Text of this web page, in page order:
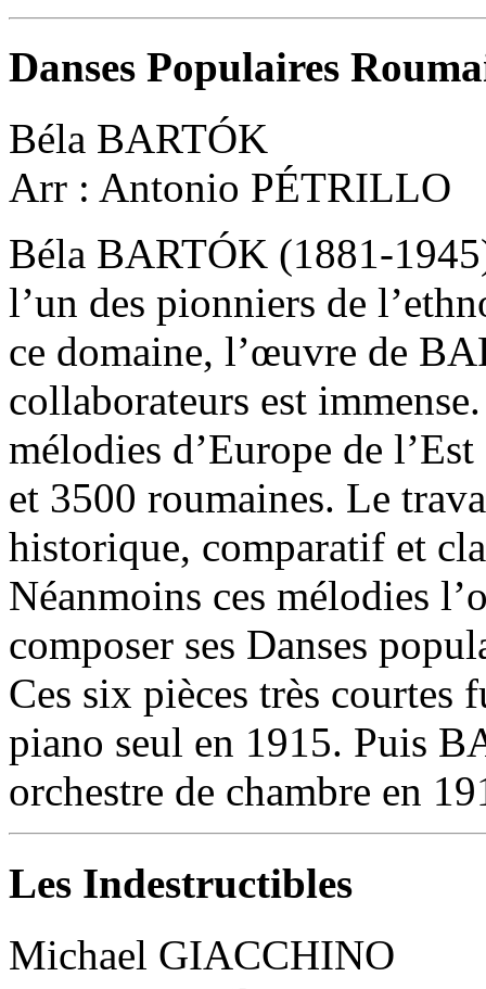
Danses Populaires
Béla BARTÓK
Arr : Antonio PÉTRILLO
Béla BARTÓK (1881-
l’un des pionniers de
ce domaine, l’œuvre de
collaborateurs est
mélodies d’Europe de
et 3500 roumaines. Le
historique, comparatif et
Néanmoins ces mélodies
composer ses Danses
Ces six pièces très courtes
piano seul en 1915. Puis
orchestre de chambre en
Les Indestructibles
Michael GIACCHINO